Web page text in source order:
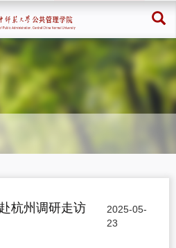
杭州调研走访
2025-05-
23